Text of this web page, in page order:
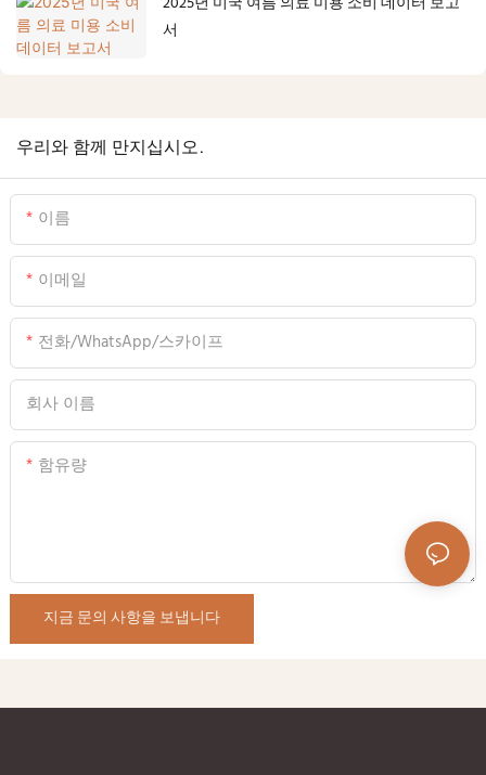
서
우리와 함께 만지십시오.
이름
이메일
전화/WhatsApp/스카이프
회사 이름
함유량
지금 문의 사항을 보냅니다